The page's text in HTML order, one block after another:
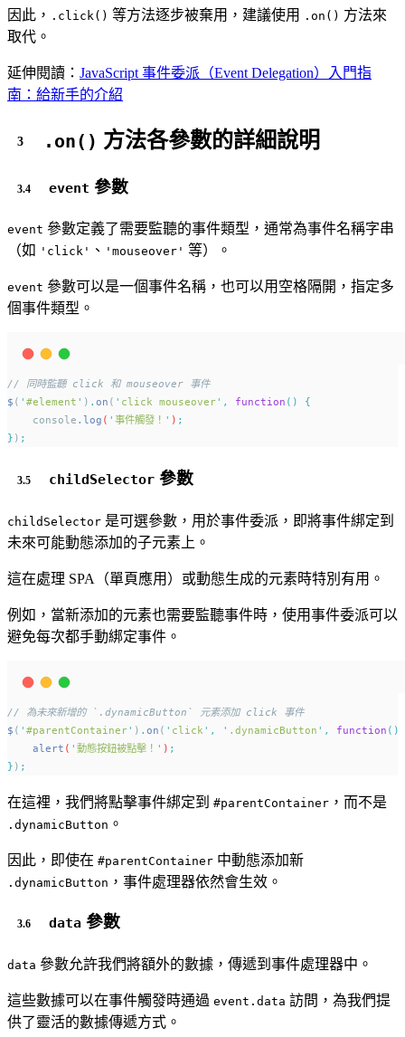
因此， .click() 等方法逐步被棄用，建議使用 .on() 方法來
取代。
延伸閱讀： JavaScript 事件委派（Event Delegation）入門指
南：給新手的介紹
.on() 方法各參數的詳細說明
event 參數
event 參數定義了需要監聽的事件類型，通常為事件名稱字串
（如 'click' 、 'mouseover' 等）。
event 參數可以是一個事件名稱，也可以用空格隔開，指定多
個事件類型。
// 同時監聽 click 和 mouseover 事件
$ ( ' #element ' ) . on ( ' click mouseover' , function ()
{
console . log ( ' 事件觸發！ ' ) ;
} ) ;
childSelector 參數
childSelector 是可選參數，用於事件委派，即將事件綁定到
未來可能動態添加的子元素上。
這在處理 SPA（單頁應用）或動態生成的元素時特別有用。
例如，當新添加的元素也需要監聽事件時，使用事件委派可以
避免每次都手動綁定事件。
// 為未來新增的 `.dynamicButton` 元素添加 click 事件
$ ( ' #parentContainer' ) . on ( ' click ' , ' .dynamicButton ' , function ()
alert ( ' 動態按鈕被點擊！ ' ) ;
} ) ;
在這裡，我們將點擊事件綁定到 #parentContainer ，而不是
.dynamicButton 。
因此，即使在 #parentContainer 中動態添加新
.dynamicButton ，事件處理器依然會生效。
data 參數
data 參數允許我們將額外的數據，傳遞到事件處理器中。
這些數據可以在事件觸發時通過 event.data 訪問，為我們提
供了靈活的數據傳遞方式。